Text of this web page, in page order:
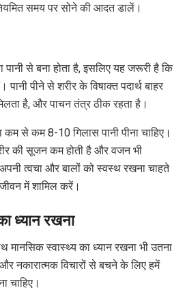
समय पर सोने की आदत डालें।
पानी से बना होता है, इसलिए यह जरूरी है कि
पानी पीने से शरीर के विषाक्त पदार्थ बाहर
है, और पाचन तंत्र ठीक रहता है।
कम से कम 8-10 गिलास पानी पीना चाहिए।
की सूजन कम होती है और वजन भी
त्वचा और बालों को स्वस्थ रखना चाहते
में शामिल करें।
ध्यान रखना
मानसिक स्वास्थ्य का ध्यान रखना भी उतना
और नकारात्मक विचारों से बचने के लिए हमें
चाहिए।